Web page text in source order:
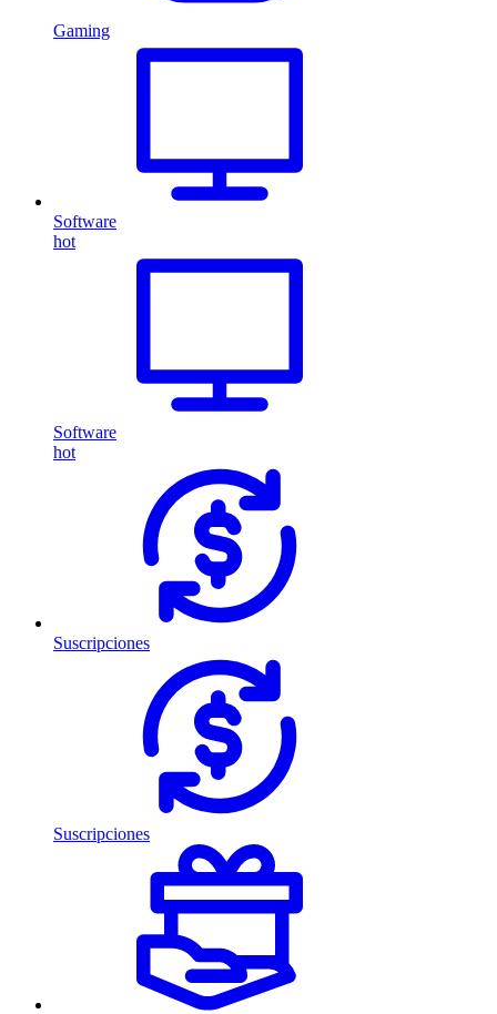
Gaming
Software
hot
Software
hot
Suscripciones
Suscripciones